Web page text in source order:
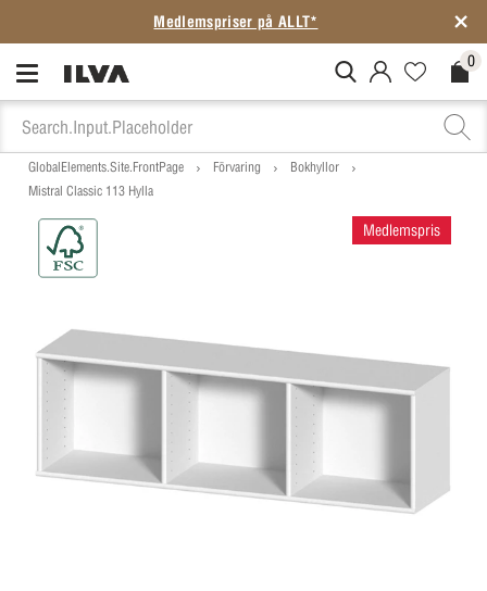
Medlemspriser på ALLT*
MitIlva.Login 0
GlobalElements.Site.FrontPage Förvaring
Bokhyllor
Mistral Classic 113 Hylla
Medlemspris